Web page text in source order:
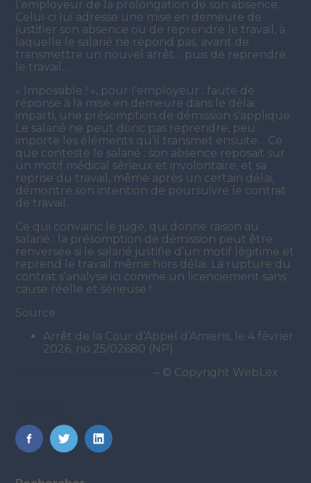
l’employeur de la prolongation de son absence.
Celui-ci lui adresse une mise en demeure de
justifier son absence ou de reprendre le travail, à
laquelle le salarié ne répond pas, avant de
transmettre un nouvel arrêt… puis de reprendre
le travail…
« Impossible ! », pour l’employeur : faute de
réponse à la mise en demeure dans le délai
imparti, une présomption de démission s’applique.
Le salarié ne peut donc pas reprendre, peu
importe les éléments qu’il transmet ensuite… Ce
que conteste le salarié : son absence reposait sur
un motif médical sérieux et involontaire, et sa
reprise du travail, même après un certain délai,
démontre son intention de poursuivre le contrat
de travail…
Ce qui convainc le juge, qui donne raison au
salarié : la présomption de démission peut être
renversée si le salarié justifie d’un motif légitime et
reprend le travail même hors délai. La rupture du
contrat s’analyse ici comme un licenciement sans
cause réelle et sérieuse !
Source :
Arrêt de la Cour d’Appel d’Amiens, le 4 février
2026, no 25/02680 (NP)
– © Copyright WebLex
FaceBook
TwitterLinkedIn